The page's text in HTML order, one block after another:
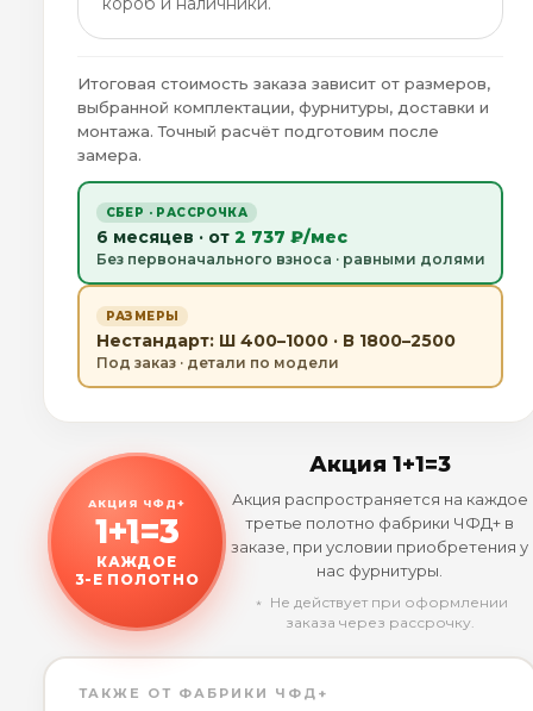
Итоговая стоимость заказа зависит от размеров,
выбранной комплектации, фурнитуры, доставки и
монтажа. Точный расчёт подготовим после
замера.
СБЕР · РАССРОЧКА
6 месяцев · от 2 737 ₽/мес
Без первоначального взноса · равными долями
РАЗМЕРЫ
Нестандарт: Ш 400–1000 · В 1800–2500
Под заказ · детали по модели
АКЦИЯ ЧФД+
1+1=3
КАЖДОЕ
3-Е ПОЛОТНО
Акция 1+1=3
Акция распространяется на каждое
третье полотно фабрики ЧФД+ в
заказе, при условии приобретения у
нас фурнитуры.
﹡ Не действует при оформлении
заказа через рассрочку.
ТАКЖЕ ОТ ФАБРИКИ ЧФД+